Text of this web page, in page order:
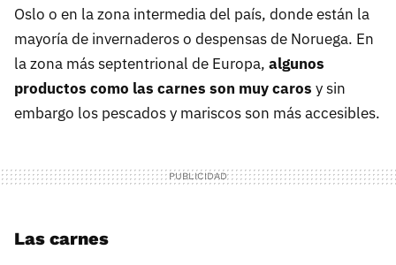
Oslo o en la zona intermedia del país, donde están la
mayoría de invernaderos o despensas de Noruega. En
la zona más septentrional de Europa, algunos
productos como las carnes son muy caros y sin
embargo los pescados y mariscos son más accesibles.
Las carnes